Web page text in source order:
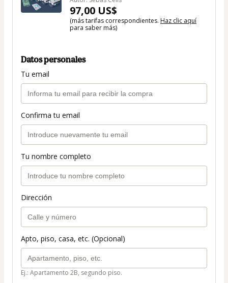
97,00 US$
(más tarifas correspondientes. Haz clic aquí
para saber más)
Datos personales
Tu email
Confirma tu email
Tu nombre completo
Dirección
Apto, piso, casa, etc. (Opcional)
Ej.: Apartamento 2B, segundo piso.